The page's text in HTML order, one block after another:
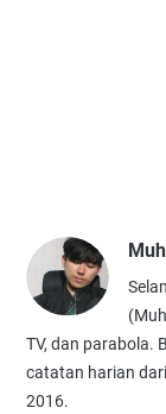
TV, dan parabola.
catatan harian
2016.